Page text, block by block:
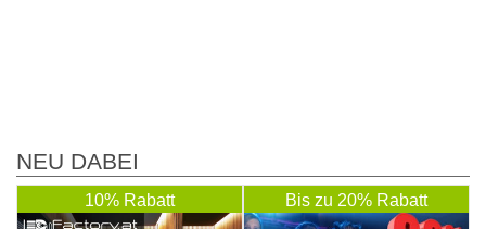
NEU DABEI
10% Rabatt Bis zu 20% Rabatt